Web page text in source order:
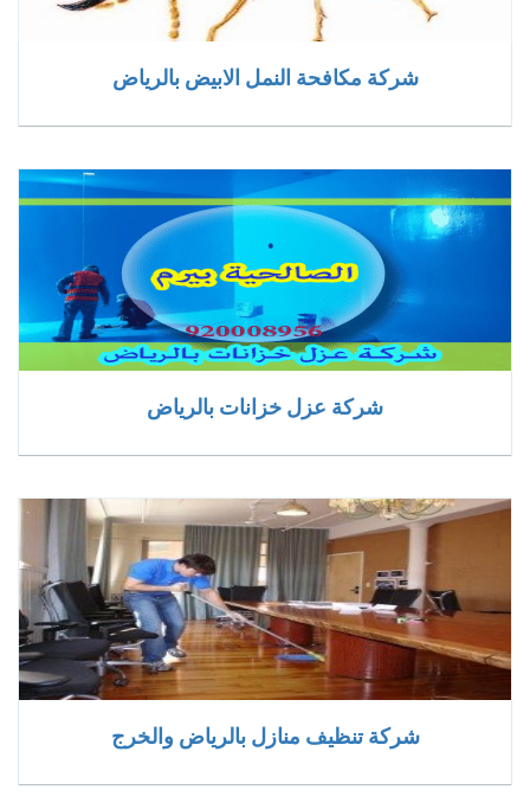
شركة مكافحة النمل الابيض بالرياض
شركة عزل خزانات بالرياض
شركة تنظيف منازل بالرياض والخرج